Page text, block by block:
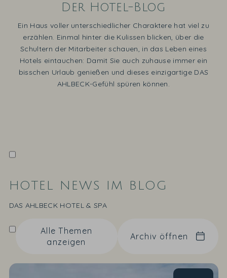
Der Hotel-Blog
Ein Haus voller unterschiedlicher Charaktere hat viel zu
erzählen. Einmal hinter die Kulissen blicken, über die
Schultern der Mitarbeiter schauen, in das Leben eines
Hotels eintauchen: Damit Sie auch zuhause immer ein
bisschen Urlaub genießen und dieses einzigartige DAS
AHLBECK-Gefühl spüren können.
HOTEL NEWS IM BLOG
DAS AHLBECK HOTEL & SPA
Alle Themen
anzeigen
Archiv öffnen